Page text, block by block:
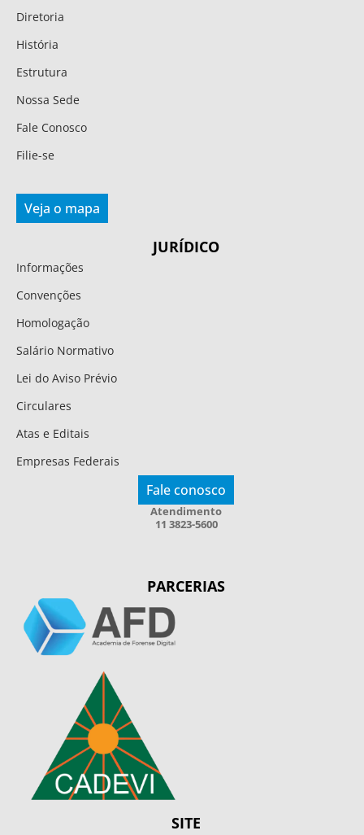
Diretoria
História
Estrutura
Nossa Sede
Fale Conosco
Filie-se
Veja o mapa
JURÍDICO
Informações
Convenções
Homologação
Salário Normativo
Lei do Aviso Prévio
Circulares
Atas e Editais
Empresas Federais
Fale conosco
Atendimento
11 3823-5600
PARCERIAS
SITE